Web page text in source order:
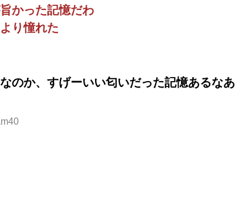
かった記憶だわ
り憧れた
のか、すげーいい匂いだった記憶あるなあ